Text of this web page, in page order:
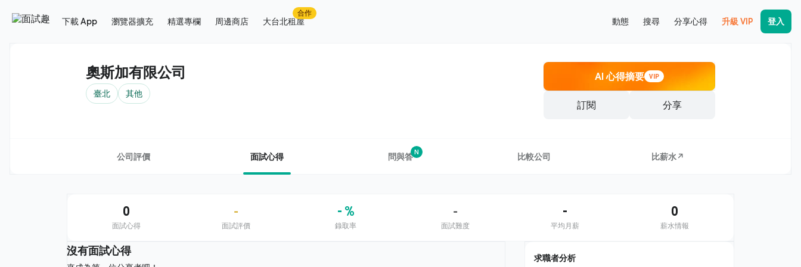
下載 App 瀏覽器擴充 精選專欄 周邊商店 大台北租屋
合作
動態 搜尋 分享心得 升級 VIP 登入
奧斯加有限公司
臺北 其他
AI 心得摘要 VIP
訂閱 分享
公司評價 面試心得 問與答N 比較公司 比薪水↗
0
面試心得
-
面試評價
- %
錄取率
-
面試難度
-
平均月薪
0
薪水情報
沒有面試心得
求職者分析